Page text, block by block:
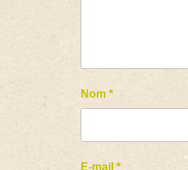
Nom*
E-mail*